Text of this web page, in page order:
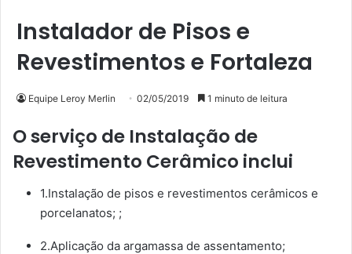
Instalador de Pisos e
Revestimentos e Fortaleza
Equipe Leroy Merlin 02/05/2019 1 minuto de leitura
O serviço de Instalação de
Revestimento Cerâmico inclui
1.Instalação de pisos e revestimentos cerâmicos e
porcelanatos; ;
2.Aplicação da argamassa de assentamento;